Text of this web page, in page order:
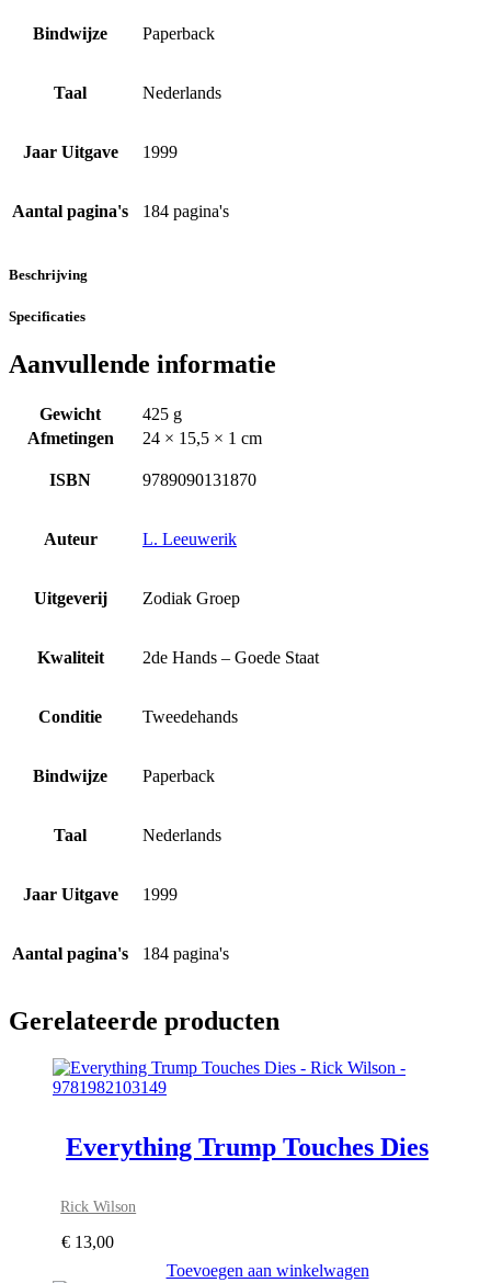
Bindwijze Paperback
Taal Nederlands
Jaar Uitgave 1999
Aantal pagina's 184 pagina's
Beschrijving
Specificaties
Aanvullende informatie
Gewicht
425 g
Afmetingen
24 × 15,5 × 1 cm
ISBN 9789090131870
Auteur L. Leeuwerik
Uitgeverij Zodiak Groep
Kwaliteit 2de Hands – Goede Staat
Conditie Tweedehands
Bindwijze Paperback
Taal Nederlands
Jaar Uitgave 1999
Aantal pagina's 184 pagina's
Gerelateerde producten
Everything Trump Touches Dies
Rick Wilson
€ 13,00
Toevoegen aan winkelwagen